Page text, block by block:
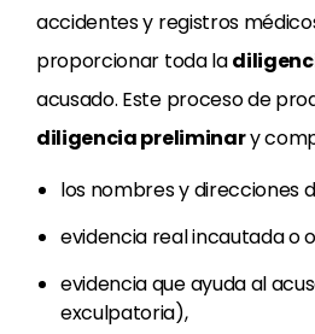
accidentes y registros
proporcionar toda la
acusado. Este proceso de
diligencia preliminary
los nombres y direcciones
evidencia real incautada o
evidencia que ayuda al
exculpatoria),